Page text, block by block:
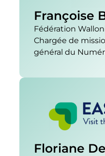
Françoise
Fédération
Chargée de
général du
Floriane